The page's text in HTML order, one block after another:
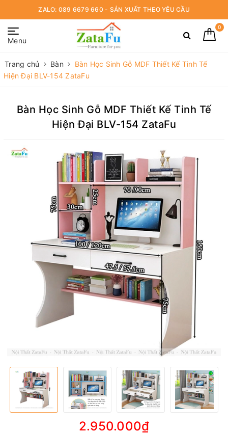
ZALO: 089 6679 660 - SẢN XUẤT THEO YÊU CẦU
Menu
0
Trang chủ Bàn
Bàn Học Sinh Gỗ MDF Thiết Kế Tinh Tế
Hiện Đại BLV-154 ZataFu
Bàn Học Sinh Gỗ MDF Thiết Kế Tinh Tế
Hiện Đại BLV-154 ZataFu
2.950.000₫